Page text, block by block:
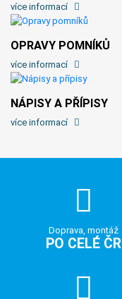
více informací
OPRAVY POMNÍKŮ
více informací
NÁPISY A PŘÍPISY
více informací
Doprava, montáž
PO CELÉ ČR